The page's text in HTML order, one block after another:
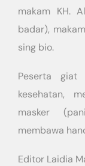
makam KH.
badar),
sing bio.
Peserta giat
kesehatan,
masker
membawa
Editor Laidia